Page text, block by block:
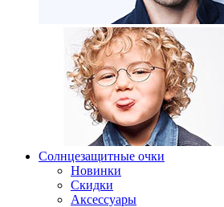
Солнцезащитные очки
Новинки
Скидки
Аксессуары